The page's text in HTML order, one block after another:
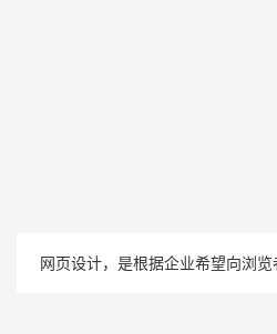
案例展示七